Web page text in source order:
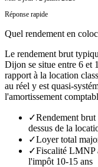
Réponse rapide
Quel rendement en
Le rendement brut
Dijon se situe entre 6 et
rapport à la location
au réel y est quasi-
l'amortissement
✓Rendement
dessus de la
✓Loyer total
✓Fiscalité LMNP
l'impôt 10-15 ans